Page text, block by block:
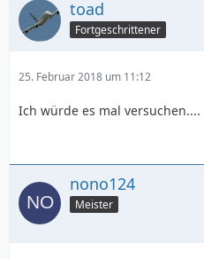
toad
Fortgeschrittener
25. Februar 2018 um 11:12
Ich würde es mal versuchen....
nono124
Meister